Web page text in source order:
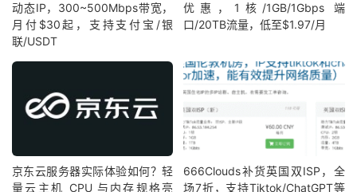
动态IP，300~500Mbps带宽，
月付$30起，支持支付宝/银
联/USDT
优惠，1核/1GB/1Gbps 端
口/20TB流量，低至$1.97/月
京东云服务器实际体验如何？轻
量云主机 CPU 与内存规格亮
666Clouds补货英国双ISP，全
场7折，支持Tiktok/ChatGPT等